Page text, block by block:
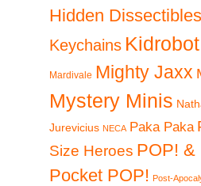
Hidden Dissectibles
Keychains
Mardivale Mighty Jaxx
Mystery Minis
Jurevicius NECA Paka Paka
Size Heroes POP! &
Pocket POP! Post-